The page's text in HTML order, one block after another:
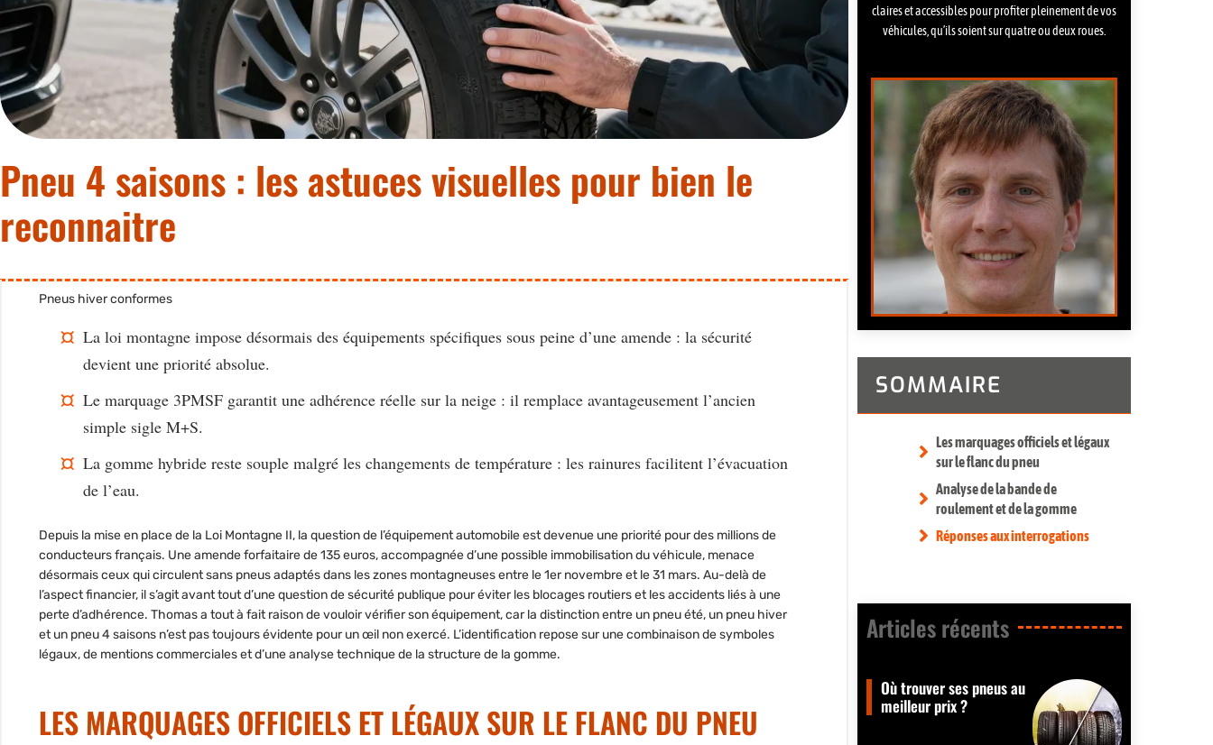
Pneu 4 saisons : les astuces visuelles pour bien le
reconnaitre
Pneus hiver conformes
La loi montagne impose désormais des équipements spécifiques sous peine d’une amende : la sécurité
devient une priorité absolue.
Le marquage 3PMSF garantit une adhérence réelle sur la neige : il remplace avantageusement l’ancien
simple sigle M+S.
La gomme hybride reste souple malgré les changements de température : les rainures facilitent l’évacuation
de l’eau.
Depuis la mise en place de la Loi Montagne II, la question de l’équipement automobile est devenue une priorité pour des millions de
conducteurs français. Une amende forfaitaire de 135 euros, accompagnée d’une possible immobilisation du véhicule, menace
désormais ceux qui circulent sans pneus adaptés dans les zones montagneuses entre le 1er novembre et le 31 mars. Au-delà de
l’aspect financier, il s’agit avant tout d’une question de sécurité publique pour éviter les blocages routiers et les accidents liés à une
perte d’adhérence. Thomas a tout à fait raison de vouloir vérifier son équipement, car la distinction entre un pneu été, un pneu hiver
et un pneu 4 saisons n’est pas toujours évidente pour un œil non exercé. L’identification repose sur une combinaison de symboles
légaux, de mentions commerciales et d’une analyse technique de la structure de la gomme.
LES MARQUAGES OFFICIELS ET LÉGAUX SUR LE FLANC DU PNEU
claires et accessibles pour profiter pleinement de vos
véhicules, qu’ils soient sur quatre ou deux roues.
SOMMAIRE
Les marquages officiels et légaux
sur le flanc du pneu
Analyse de la bande de
roulement et de la gomme
Réponses aux interrogations
Articles récents​
Où trouver ses pneus au
meilleur prix ?